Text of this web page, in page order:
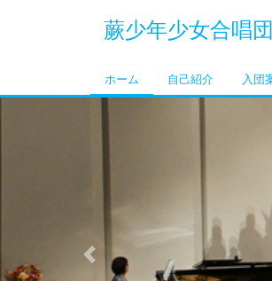
蕨少年少女合唱団
ホーム 自己紹介 入団
Previous